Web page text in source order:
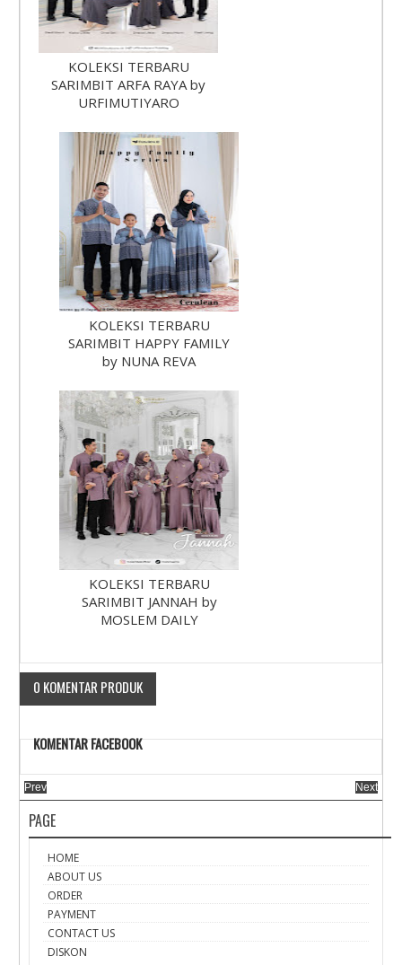
KOLEKSI TERBARU
SARIMBIT ARFA RAYA by
URFIMUTIYARO
KOLEKSI TERBARU
SARIMBIT HAPPY FAMILY
by NUNA REVA
KOLEKSI TERBARU
SARIMBIT JANNAH by
MOSLEM DAILY
0 KOMENTAR PRODUK
KOMENTAR FACEBOOK
Prev Next
PAGE
HOME
ABOUT US
ORDER
PAYMENT
CONTACT US
DISKON